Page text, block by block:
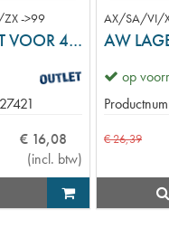
->99
WIELLAGERSET VOOR 4WB
€ 16,08
(incl. btw)
AX/SA/VI/
AW
op
€26,39